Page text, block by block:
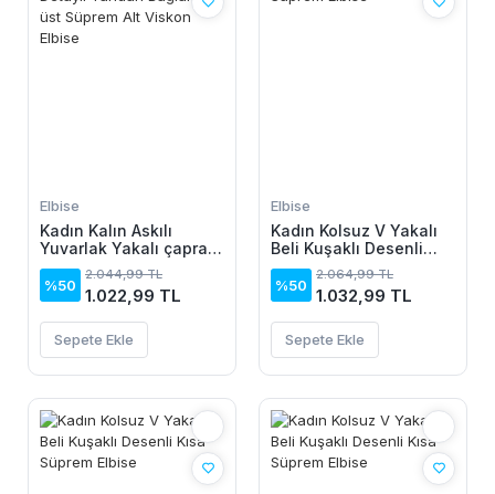
Elbise
Kadın Kalın Askılı
Yuvarlak Yakalı çapraz
Detaylı Yandan
Bağlamalı üst Süprem
Alt Viskon Elbise
%50
2.044,99 TL
1.022,99 TL
Sepete Ekle
Elbise
Kadın Kolsuz V Yakalı
Beli Kuşaklı Desenli
Kısa Süprem Elbise
%50
2.064,99 TL
1.032,99 TL
Sepete Ekle